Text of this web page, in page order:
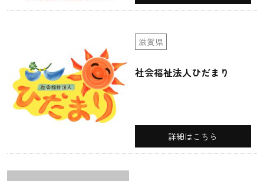
滋賀県
社会福祉法人ひだまり
詳細はこちら